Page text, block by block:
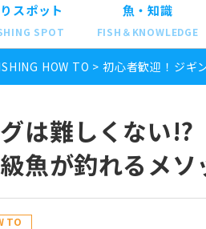
スポット
SPOT
魚・知識
FISH＆KNOWLEDGE
HOW TO >初心者歓迎！ジギ
は難しくない!?
魚が釣れるメソ
TO